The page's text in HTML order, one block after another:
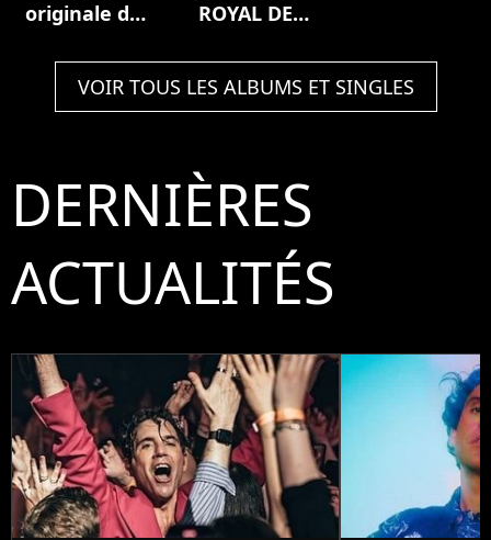
originale du
Téhu, frères
du désert
ROYAL DE
(Live)
VOIR TOUS LES ALBUMS ET SINGLES
DERNIÈRES
ACTUALITÉS